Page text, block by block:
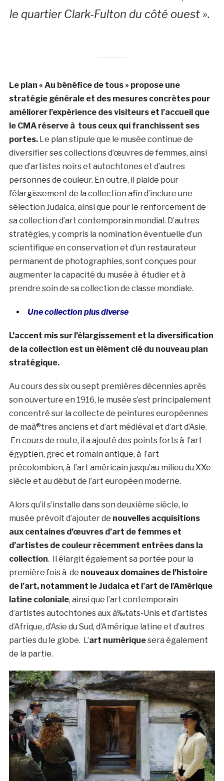
le quartier Clark-Fulton du côté ouest ».
Le plan « Au bénéfice de tous » propose une
stratégie générale et des mesures concrètes pour
améliorer l’expérience des visiteurs et l’accueil que
le CMA réserve à tous ceux qui franchissent ses
portes.Le plan stipule que le musée continue de
diversifier ses collections d’œuvres de femmes, ainsi
que d’artistes noirs et autochtones et d’autres
personnes de couleur. En outre, il plaide pour
l’élargissement de la collection afin d’inclure une
sélection Judaica, ainsi que pour le renforcement de
sa collection d’art contemporain mondial. D’autres
stratégies, y compris la nomination éventuelle d’un
scientifique en conservation et d’un restaurateur
permanent de photographies, sont conçues pour
augmenter la capacité du musée à étudier et à
prendre soin de sa collection de classe mondiale.
Une collection plus diverse
L’accent mis sur l’élargissement et la diversification
de la collection est un élément clé du nouveau plan
stratégique.
Au cours des six ou sept premières décennies après
son ouverture en 1916, le musée s’est principalement
concentré sur la collecte de peintures européennes
de maà®tres anciens et d’art médiéval et d’art d’Asie.
En cours de route, il a ajouté des points forts à l’art
égyptien, grec et romain antique, à l’art
précolombien, à l’art américain jusqu’au milieu du XXe
siècle et au début de l’art européen moderne.
Alors qu’il s’installe dans son deuxième siècle, le
musée prévoit d’ajouter de nouvelles acquisitions
aux centaines d’œuvres d’art de femmes et
d’artistes de couleur récemment entrées dans la
collection. Il élargit également sa portée pour la
première fois à de nouveaux domaines de l’histoire
de l’art, notamment le Judaica et l’art de l’Amérique
latine coloniale, ainsi que l’art contemporain
d’artistes autochtones aux à‰tats-Unis et d’artistes
d’Afrique, d’Asie du Sud, d’Amérique latine et d’autres
parties du le globe. L’art numériquesera également
de la partie.